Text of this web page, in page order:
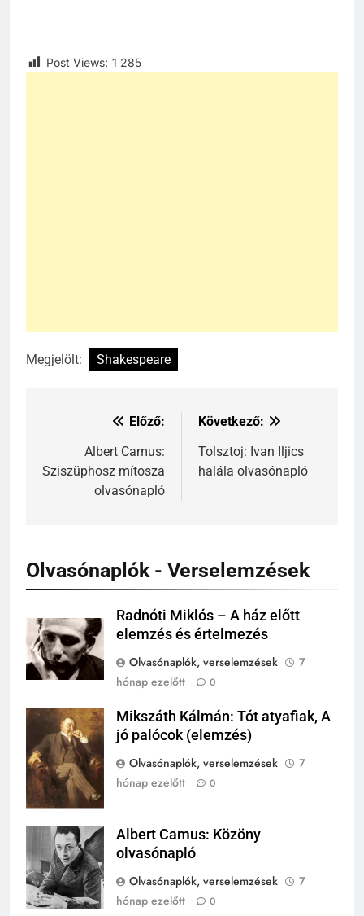
Post Views: 1 285
Megjelölt: Shakespeare
Bejegyzés
navigáció
Előző:
Albert Camus:
Sziszüphosz mítosza
olvasónapló
Következő:
Tolsztoj: Ivan Iljics
halála olvasónapló
Olvasónaplók - Verselemzések
Radnóti Miklós – A ház előtt
elemzés és értelmezés
Olvasónaplók, verselemzések
7
hónap ezelőtt
0
Mikszáth
Kálmán
Mikszáth Kálmán: Tót atyafiak, A
jó palócok (elemzés)
Olvasónaplók, verselemzések
7
hónap ezelőtt
0
Albert Camus
Albert Camus: Közöny
olvasónapló
Olvasónaplók, verselemzések
7
hónap ezelőtt
0
Ki találta fel a gőzgépet?
TÖRTÉNELEM ÉRDEKESSÉGEK
242
Kik voltak a három királyok?
KIK VOLTAK?
A középkor titkai: Mi rejtőzött a
várak falai mögött?
TÖRTÉNELEM ÉRDEKESSÉGEK
244
bukása, és mi történt utána?
MIKOR VOLT?
TÖRTÉNELEM ÉRDEKESSÉGEK
1